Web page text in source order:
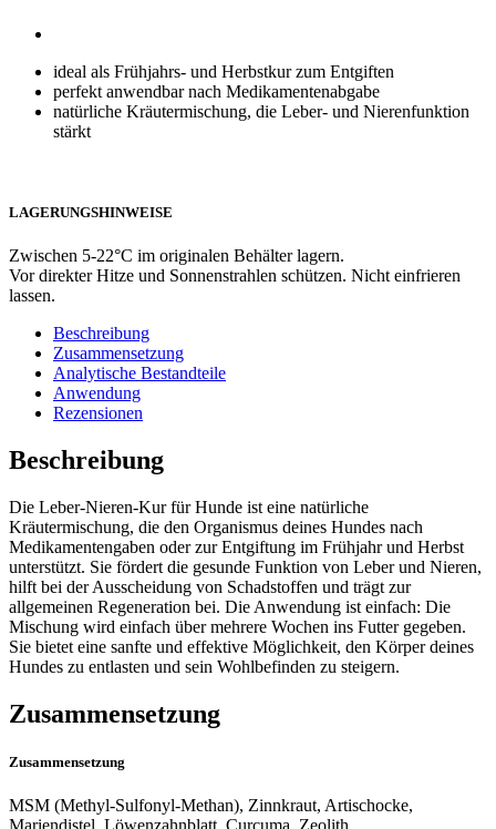
ideal als Frühjahrs- und Herbstkur zum Entgiften
perfekt anwendbar nach Medikamentenabgabe
natürliche Kräutermischung, die Leber- und Nierenfunktion
stärkt
LAGERUNGSHINWEISE
Zwischen 5-22°C im originalen Behälter lagern.
Vor direkter Hitze und Sonnenstrahlen schützen. Nicht einfrieren
lassen.
Beschreibung
Zusammensetzung
Analytische Bestandteile
Anwendung
Rezensionen
Beschreibung
Die Leber-Nieren-Kur für Hunde ist eine natürliche
Kräutermischung, die den Organismus deines Hundes nach
Medikamentengaben oder zur Entgiftung im Frühjahr und Herbst
unterstützt. Sie fördert die gesunde Funktion von Leber und Nieren,
hilft bei der Ausscheidung von Schadstoffen und trägt zur
allgemeinen Regeneration bei. Die Anwendung ist einfach: Die
Mischung wird einfach über mehrere Wochen ins Futter gegeben.
Sie bietet eine sanfte und effektive Möglichkeit, den Körper deines
Hundes zu entlasten und sein Wohlbefinden zu steigern.
Zusammensetzung
Zusammensetzung
MSM (Methyl-Sulfonyl-Methan), Zinnkraut, Artischocke,